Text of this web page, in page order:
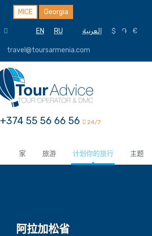
MICE Georgia
EN RU العربية $ ֏ €
travel@toursarmenia.com
+374 55 56 66 56 24/7
家 旅游 计划你的旅行 主题
阿拉加松省